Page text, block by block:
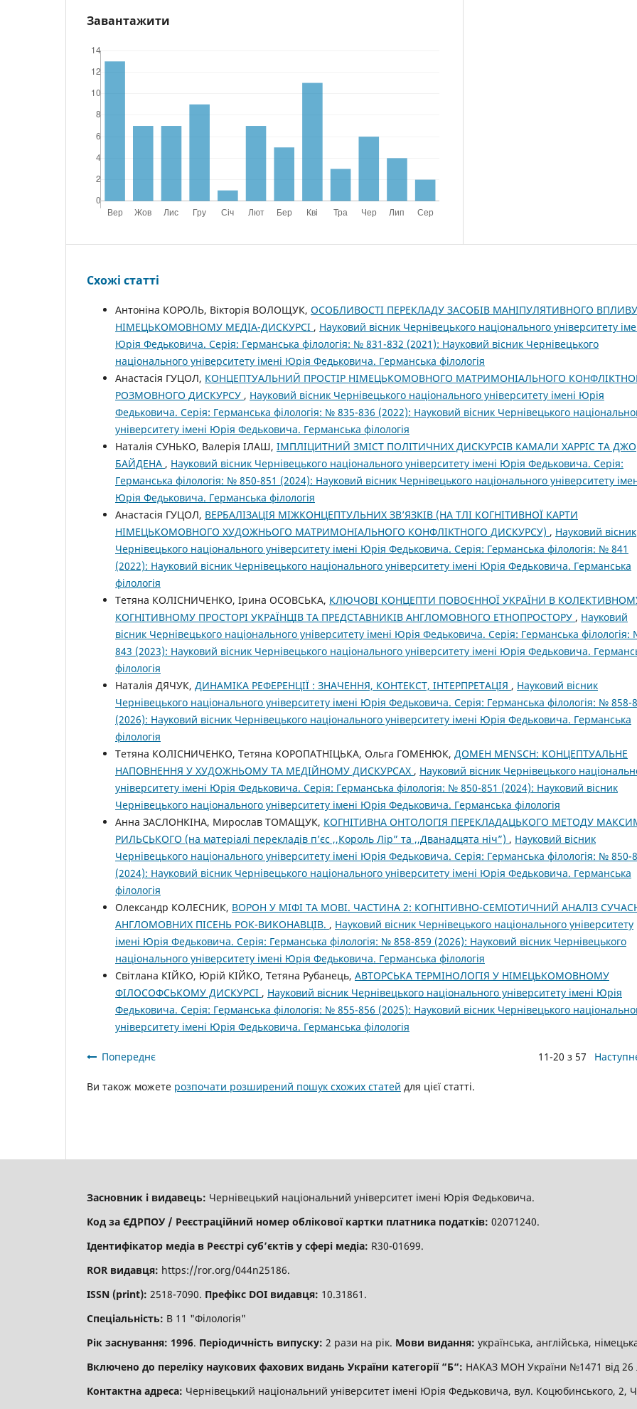
Завантажити
Схожі статті
Антоніна КОРОЛЬ, Вікторія ВОЛОЩУК, ОСОБЛИВОСТІ ПЕРЕКЛАДУ ЗАСОБІВ МАНІПУЛЯТИВНОГО
НІМЕЦЬКОМОВНОМУ МЕДІА-ДИСКУРСІ , Науковий вісник Чернівецького національного університету
Юрія Федьковича. Серія: Германська філологія: № 831-832 (2021): Науковий вісник Чернівецького
національного університету імені Юрія Федьковича. Германська філологія
Анастасія ГУЦОЛ, КОНЦЕПТУАЛЬНИЙ ПРОСТІР НІМЕЦЬКОМОВНОГО МАТРИМОНІАЛЬНОГО
РОЗМОВНОГО ДИСКУРСУ , Науковий вісник Чернівецького національного університету імені Юрія
Федьковича. Серія: Германська філологія: № 835-836 (2022): Науковий вісник Чернівецького
університету імені Юрія Федьковича. Германська філологія
Наталія СУНЬКО, Валерія ІЛАШ, ІМПЛІЦИТНИЙ ЗМІСТ ПОЛІТИЧНИХ ДИСКУРСІВ КАМАЛИ ХАРРІС ТА ДЖО
БАЙДЕНА , Науковий вісник Чернівецького національного університету імені Юрія Федьковича. Серія:
Германська філологія: № 850-851 (2024): Науковий вісник Чернівецького національного університету
Юрія Федьковича. Германська філологія
Анастасія ГУЦОЛ, ВЕРБАЛІЗАЦІЯ МІЖКОНЦЕПТУЛЬНИХ ЗВ’ЯЗКІВ (НА ТЛІ КОГНІТИВНОЇ КАРТИ
НІМЕЦЬКОМОВНОГО ХУДОЖНЬОГО МАТРИМОНІАЛЬНОГО КОНФЛІКТНОГО ДИСКУРСУ) , Науковий вісник
Чернівецького національного університету імені Юрія Федьковича. Серія: Германська філологія: № 841
(2022): Науковий вісник Чернівецького національного університету імені Юрія Федьковича. Германська
філологія
Тетяна КОЛІСНИЧЕНКО, Ірина ОСОВСЬКА, КЛЮЧОВІ КОНЦЕПТИ ПОВОЄННОЇ УКРАЇНИ В
КОГНІТИВНОМУ ПРОСТОРІ УКРАЇНЦІВ ТА ПРЕДСТАВНИКІВ АНГЛОМОВНОГО ЕТНОПРОСТОРУ , Науковий
вісник Чернівецького національного університету імені Юрія Федьковича. Серія: Германська філологія:
843 (2023): Науковий вісник Чернівецького національного університету імені Юрія Федьковича.
філологія
Наталія ДЯЧУК, ДИНАМІКА РЕФЕРЕНЦІЇ : ЗНАЧЕННЯ, КОНТЕКСТ, ІНТЕРПРЕТАЦІЯ , Науковий вісник
Чернівецького національного університету імені Юрія Федьковича. Серія: Германська філологія: № 858-
(2026): Науковий вісник Чернівецького національного університету імені Юрія Федьковича. Германська
філологія
Тетяна КОЛІСНИЧЕНКО, Тетяна КОРОПАТНІЦЬКА, Ольга ГОМЕНЮК, ДОМЕН MENSCH: КОНЦЕПТУАЛЬНЕ
НАПОВНЕННЯ У ХУДОЖНЬОМУ ТА МЕДІЙНОМУ ДИСКУРСАХ , Науковий вісник Чернівецького
університету імені Юрія Федьковича. Серія: Германська філологія: № 850-851 (2024): Науковий вісник
Чернівецького національного університету імені Юрія Федьковича. Германська філологія
Анна ЗАСЛОНКІНА, Мирослав ТОМАЩУК, КОГНІТИВНА ОНТОЛОГІЯ ПЕРЕКЛАДАЦЬКОГО МЕТОДУ
РИЛЬСЬКОГО (на матеріалі перекладів п’єс ,,Король Лір” та ,,Дванадцята ніч”) , Науковий вісник
Чернівецького національного університету імені Юрія Федьковича. Серія: Германська філологія: № 850-
(2024): Науковий вісник Чернівецького національного університету імені Юрія Федьковича. Германська
філологія
Олександр КОЛЕСНИК, ВОРОН У МІФІ ТА МОВІ. ЧАСТИНА 2: КОГНІТИВНО-СЕМІОТИЧНИЙ АНАЛІЗ
АНГЛОМОВНИХ ПІСЕНЬ РОК-ВИКОНАВЦІВ. , Науковий вісник Чернівецького національного університету
імені Юрія Федьковича. Серія: Германська філологія: № 858-859 (2026): Науковий вісник Чернівецького
національного університету імені Юрія Федьковича. Германська філологія
Світлана КІЙКО, Юрій КІЙКО, Тетяна Рубанець, АВТОРСЬКА ТЕРМІНОЛОГІЯ У НІМЕЦЬКОМОВНОМУ
ФІЛОСОФСЬКОМУ ДИСКУРСІ , Науковий вісник Чернівецького національного університету імені Юрія
Федьковича. Серія: Германська філологія: № 855-856 (2025): Науковий вісник Чернівецького
університету імені Юрія Федьковича. Германська філологія
Попереднє 11-20 з 57
Ви також можете розпочати розширений пошук схожих статей для цієї статті.
Засновник і видавець: Чернівецький національний університет імені Юрія Федьковича.
Код за ЄДРПОУ / Реєстраційний номер облікової картки платника податків: 02071240.
Ідентифікатор медіа в Реєстрі суб’єктів у сфері медіа: R30-01699.
ROR видавця: https://ror.org/044n25186.
ISSN (print): 2518-7090. Префікс DOI видавця: 10.31861.
Спеціальність: В 11 "Філологія"
Рік заснування: 1996. Періодичність випуску: 2 рази на рік. Мови видання: українська, англійська,
Включено до переліку наукових фахових видань України категорії “Б“: НАКАЗ МОН України №1471 від 26
Контактна адреса: Чернівецький національний університет імені Юрія Федьковича, вул. Коцюбинського, 2,